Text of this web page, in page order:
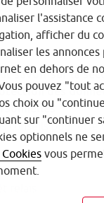
savoir sur la
des
conseils pour être
l'assistance
afficher du
les
en dehors de
pouvez "tout
choix ou
sur "continuer
optionnels ne
vous